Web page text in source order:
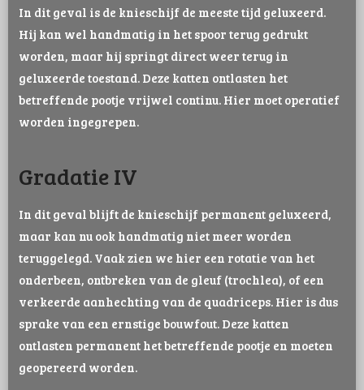
In dit geval is de knieschijf de meeste tijd geluxeerd.
Hij kan wel handmatig in het spoor terug gedrukt
worden, maar hij springt direct weer terug in
geluxeerde toestand. Deze katten ontlasten het
betreffende pootje vrijwel continu. Hier moet operatief
worden ingegrepen.
Gradatie IV
In dit geval blijft de knieschijf permanent geluxeerd,
maar kan nu ook handmatig niet meer worden
teruggelegd. Vaak zien we hier een rotatie van het
onderbeen, ontbreken van de gleuf (trochlea), of een
verkeerde aanhechting van de quadriceps. Hier is dus
sprake van een ernstige bouwfout. Deze katten
ontlasten permanent het betreffende pootje en moeten
geopereerd worden.